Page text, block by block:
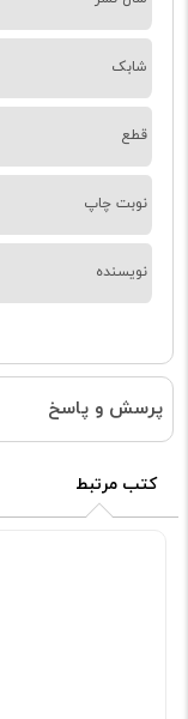
شابک
قطع
نوبت چاپ
نویسنده
پرسش و پاسخ
کتب مرتبط